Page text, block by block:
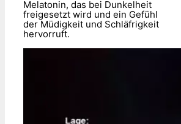
Melatonin, das bei Dunkelheit
freigesetzt wird und ein Gefühl
der Müdigkeit und Schläfrigkeit
hervorruft.